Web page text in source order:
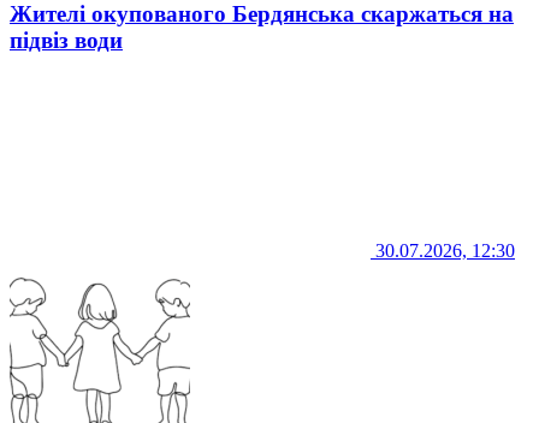
Жителі окупованого Бердянська скаржаться на
підвіз води
30.07.2026, 12:30